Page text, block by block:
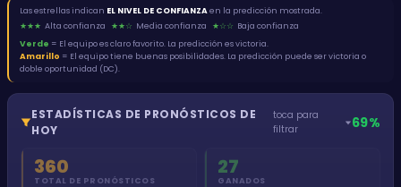
Las estrellas indican EL NIVEL DE CONFIANZAen la predicción mostrada.
★★★ Alta confianza ★★☆ Media confianza ★☆☆ Baja confianza
Verde = El equipo es claro favorito. La predicción es victoria.
Amarillo = El equipo tiene buenas posibilidades. La predicción puede ser victoria o
doble oportunidad (DC).
ESTADÍSTICAS DE PRONÓSTICOS DE
HOY
toca para
filtrar
69%
360
TOTAL DE PRONÓSTICOS
27
GANADOS